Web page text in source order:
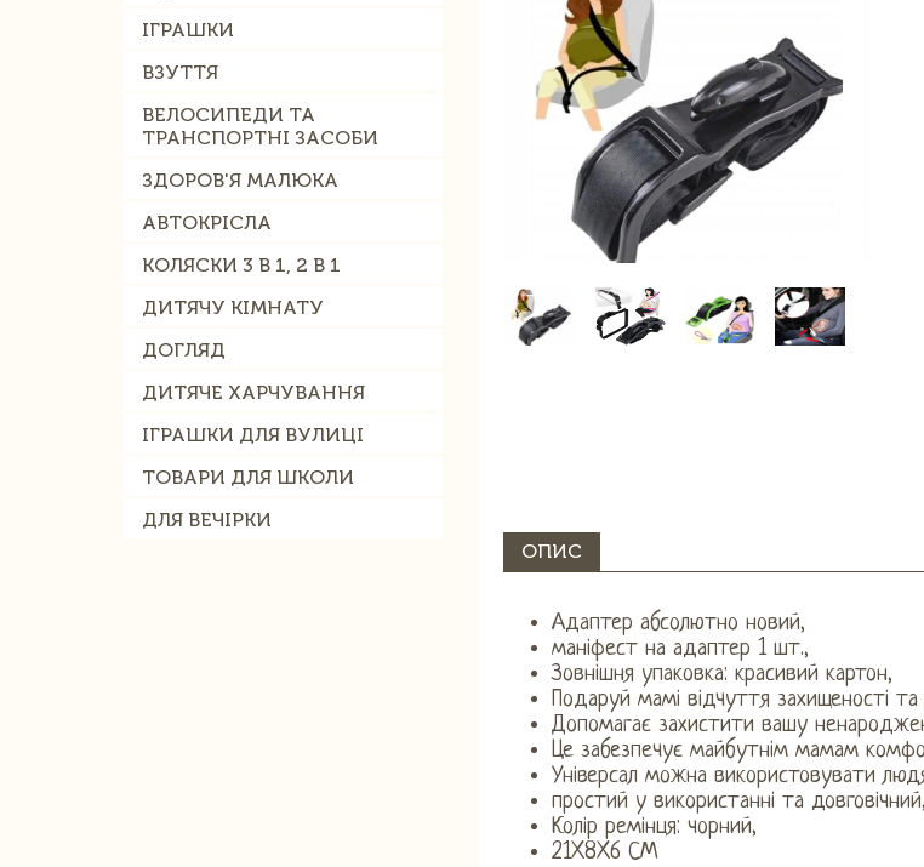
ІГРАШКИ
ВЗУТТЯ
ВЕЛОСИПЕДИ ТА
ТРАНСПОРТНІ ЗАСОБИ
ЗДОРОВ'Я МАЛЮКА
АВТОКРІСЛА
КОЛЯСКИ 3 В 1, 2 В 1
ДИТЯЧУ КІМНАТУ
ДОГЛЯД
ДИТЯЧЕ ХАРЧУВАННЯ
ІГРАШКИ ДЛЯ ВУЛИЦІ
ТОВАРИ ДЛЯ ШКОЛИ
ДЛЯ ВЕЧІРКИ
ОПИС
Адаптер абсолютно новий,
маніфест на адаптер 1 шт.,
Зовнішня упаковка: красивий картон,
Подаруй мамі відчуття захищеності
Допомагає захистити вашу
Це забезпечує майбутнім мамам
Універсал можна використовувати
простий у використанні та довговічний,
Колір ремінця: чорний,
21X8X6 СМ